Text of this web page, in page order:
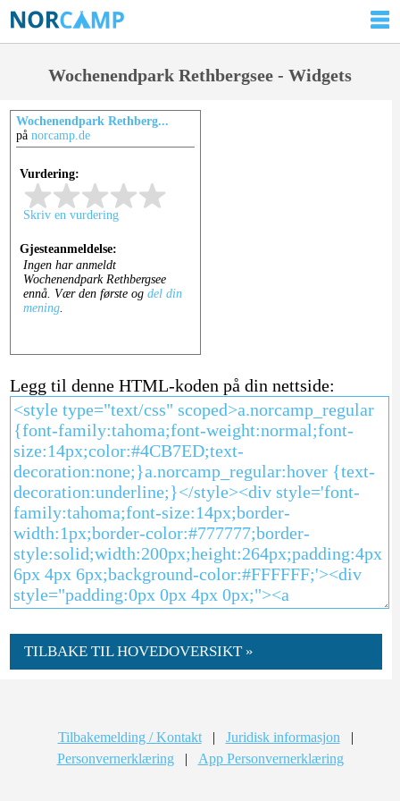
Wochenendpark Rethbergsee - Widgets
Wochenendpark Rethberg...
på norcamp.de
Legg til denne HTML-koden på din nettside:
TILBAKE TIL HOVEDOVERSIKT »
Tilbakemelding / Kontakt | Juridisk informasjon
|
Personvernerklæring
| App Personvernerklæring